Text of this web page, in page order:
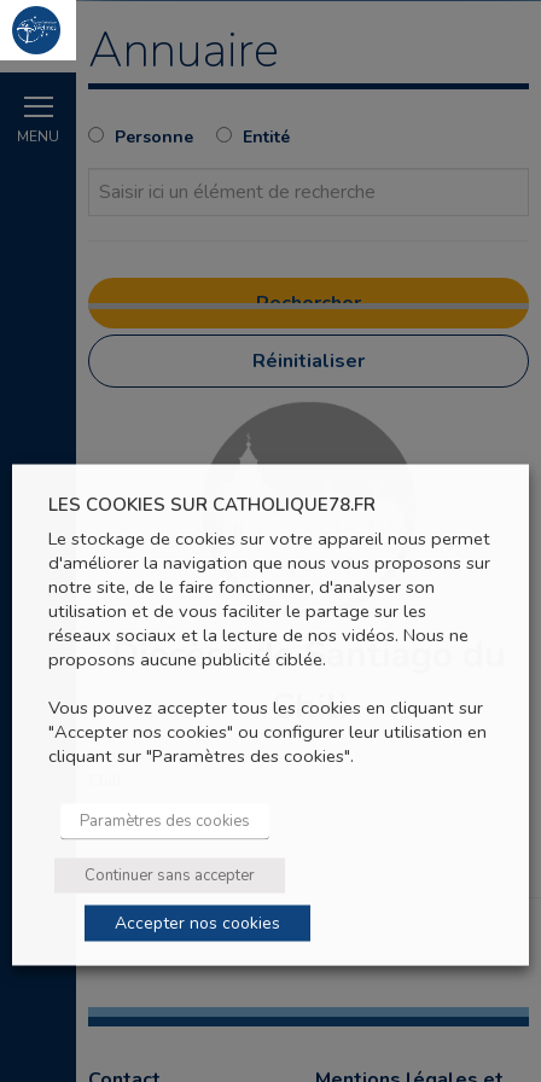
MENU
Annuaire
Personne Entité
Réinitialiser
Diocèse de Santiago du
Chili
Chili
LES COOKIES SUR CATHOLIQUE78.FR
Le stockage de cookies sur votre appareil nous permet
d'améliorer la navigation que nous vous proposons sur
notre site, de le faire fonctionner, d'analyser son
utilisation et de vous faciliter le partage sur les
réseaux sociaux et la lecture de nos vidéos. Nous ne
proposons aucune publicité ciblée.
Vous pouvez accepter tous les cookies en cliquant sur
"Accepter nos cookies" ou configurer leur utilisation en
cliquant sur "Paramètres des cookies".
Paramètres des cookies
Continuer sans accepter
Accepter nos cookies